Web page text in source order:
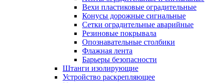
Вехи пластиковые оградительные
Конусы дорожные сигнальные
Сетки оградительные аварийные
Резиновые покрывала
Опознавательные столбики
Флажная лента
Барьеры безопасности
Штанги изолирующие
Устройство раскрепляющее